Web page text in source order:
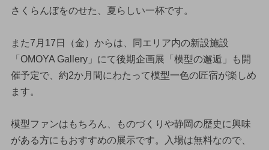
さくらんぼをのせた、夏らしい一杯です。
また7月17日（金）からは、同エリア内の新設施設
「OMOYA Gallery」にて後期企画展「模型の邂逅」も開
催予定で、約2か月間にわたって模型一色の匠宿が楽しめ
ます。
模型ファンはもちろん、ものづくりや静岡の歴史に興味
がある方にもおすすめの展示です。入場は無料なので、